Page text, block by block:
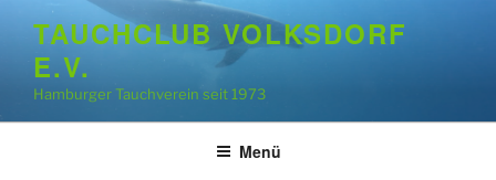
springen
TAUCHCLUB VOLKSDORF
E.V.
Hamburger Tauchverein seit 1973
Menü